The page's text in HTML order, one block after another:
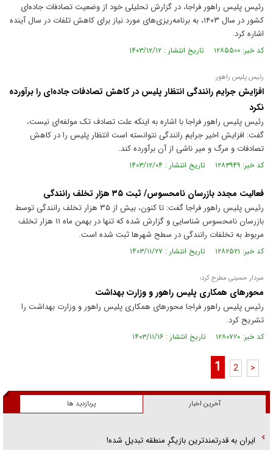
رئیس پلیس راهور فراجا، در گزارش تحلیلی خود از وضعیت تصادفات جاده‌ای
کشور در سال ۱۴۰۳، به برنامه‌ریزی‌های مورد نیاز برای کاهش تلفات در سال آینده
اشاره کرد.
کد خبر: ۱۲۸۵۵۰۰ تاریخ انتشار : ۱۴۰۳/۱۲/۱۲
رئیس پلیس راهور:
افزایش جرایم رانندگی انتظار پلیس در کاهش تصادفات جاده‌ای را برآورده
نکرد
رئیس پلیس راهور فراجا با اشاره به اینکه علت تصادف تک مولفه‌ای نیست،
گفت: افزایش اخیر جرایم رانندگی نتوانسته است انتظار پلیس را در کاهش
تصادفات و مرگ و میر ناشی از آن برآورده کند.
کد خبر: ۱۲۸۳۹۴۹ تاریخ انتشار : ۱۴۰۳/۱۲/۰۴
فعالیت مجدد بازرسان نامحسوس/ ثبت ۳۵ هزار تخلف رانندگی
رئیس پلیس راهور فراجا گفت: تا کنون، بیش از ۳۵ هزار تخلف رانندگی توسط
بازرسان نامحسوس شناسایی و گزارش شده که تنها در بهمن ماه ۱۱ هزار تخلف
مربوط به تخلفات رانندگی در سطح شهرها ثبت شده است.
کد خبر: ۱۲۸۲۵۲۱ تاریخ انتشار : ۱۴۰۳/۱۱/۲۷
سردار حسینی مطرح کرد؛
محورهای همکاری پلیس راهور و وزارت بهداشت
رئیس پلیس راهور فراجا محورهای همکاری پلیس راهور و وزارت بهداشت را
تشریح کرد.
کد خبر: ۱۲۸۰۷۲۰ تاریخ انتشار : ۱۴۰۳/۱۱/۱۶
1 2 >
آخرین اخبار پربازدید ها
ایران به قدرتمندترین بازیگرِ منطقه تبدیل شده!